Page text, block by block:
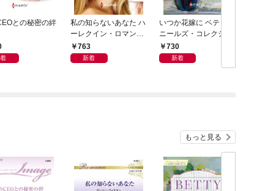
との秘密の絆
私の知らないあなた ハ
ーレクイン・ロマンス
～伝説の名作選～【ハ
ーレクイン・ロマンス
763
新着
いつか花嫁に ベティ・
ニールズ・コレクショ
ン【ハーレクイン・マ
スターピース版】
730
新着
もっと見る